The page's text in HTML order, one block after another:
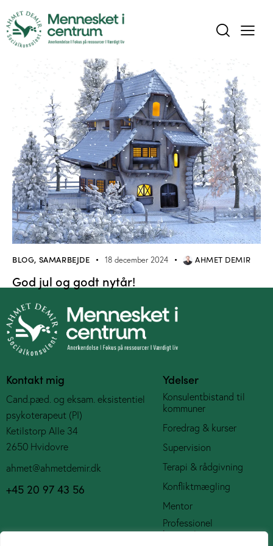
BLOG, SAMARBEJDE 18 december 2024 AHMET DEMIR
God jul og godt nytår!
Kontakt mig
Cand.pæd. og eksam. eksistentiel
psykoterapeut (PI)
Ketilstorp Alle 34
2650 Hvidovre
ahmet@ahmetdemir.dk
+45 20 97 43 56
Ydelser
Konsulentbistand til
kommuner
Foredrag & kurser
Supervision
Terapi & rådgivning
Konfliktmægling
Mentor
Professionel
bestyrelsespost